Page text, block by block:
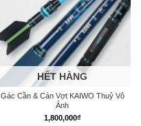
HẾT HÀNG
Gác Cần & Cán Vợt KAIWO Thuỷ Vô
Ảnh
1,800,000₫